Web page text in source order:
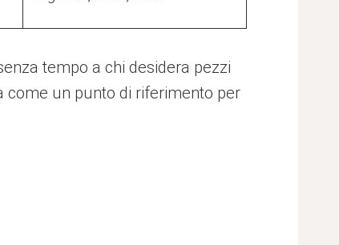
tempo a chi desidera pezzi
come un punto di riferimento per